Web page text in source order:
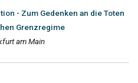
- Zum Gedenken an die Toten
Grenzregime
am Main